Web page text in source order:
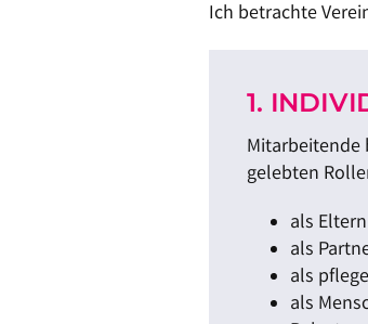
Ich betrachte
1.
Mitarbeitende
gelebten
als Eltern
als
als
als